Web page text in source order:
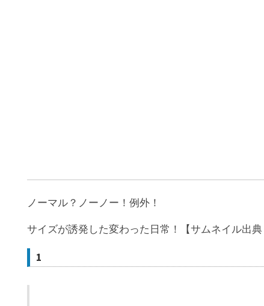
ノーマル？ノーノー！例外！
サイズが誘発した変わった日常！【サムネイル出
1